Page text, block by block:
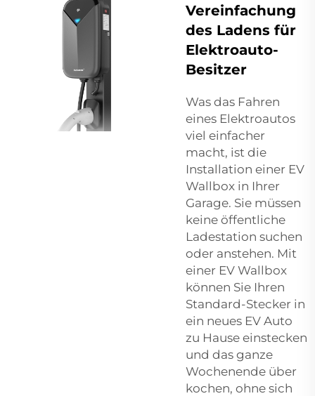
Vereinfachung
des Ladens für
Elektroauto-
Besitzer
Was das Fahren
eines Elektroautos
viel einfacher
macht, ist die
Installation einer EV
Wallbox in Ihrer
Garage. Sie müssen
keine öffentliche
Ladestation suchen
oder anstehen. Mit
einer EV Wallbox
können Sie Ihren
Standard-Stecker in
ein neues EV Auto
zu Hause einstecken
und das ganze
Wochenende über
kochen, ohne sich